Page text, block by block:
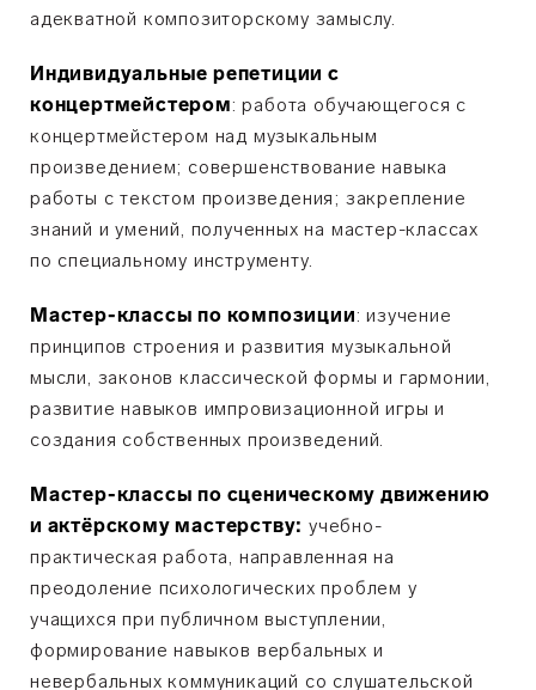
адекватной композиторскому замыслу.
Индивидуальные репетиции с
концертмейстером: работа обучающегося с
концертмейстером над музыкальным
произведением; совершенствование навыка
работы с текстом произведения; закрепление
знаний и умений, полученных на мастер-классах
по специальному инструменту.
Мастер-классы по композиции: изучение
принципов строения и развития музыкальной
мысли, законов классической формы и гармонии,
развитие навыков импровизационной игры и
создания собственных произведений.
Мастер-классы по сценическому движению
и актёрскому мастерству: учебно-
практическая работа, направленная на
преодоление психологических проблем у
учащихся при публичном выступлении,
формирование навыков вербальных и
невербальных коммуникаций со слушательской